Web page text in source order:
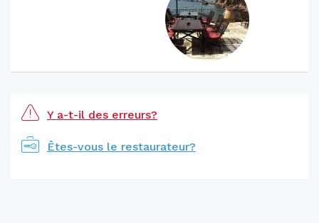
Y a-t-il des erreurs?
Êtes-vous le restaurateur?